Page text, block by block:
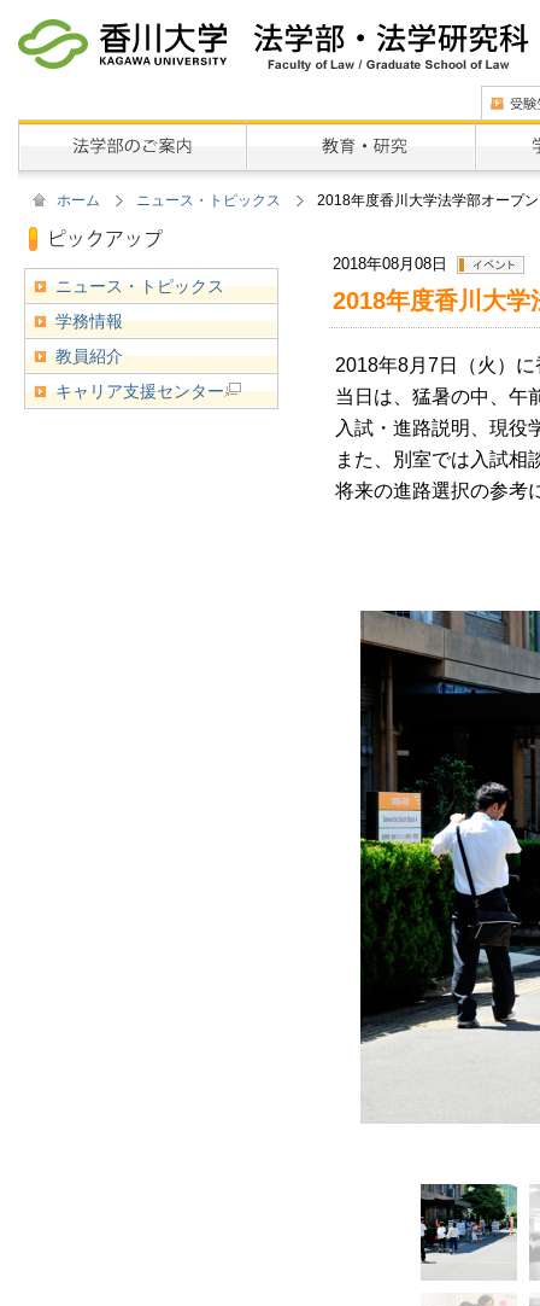
ホーム ニュース・トピックス 2018年度香川大学法学部オープ
2018年08月08日
2018年度香川大学
2018年8月7日（火）
当日は、猛暑の中、午
入試・進路説明、現役
また、別室では入試相
将来の進路選択の参考
ニュース・トピックス
学務情報
教員紹介
キャリア支援センター